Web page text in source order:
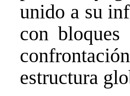
unido a su
con
estructura